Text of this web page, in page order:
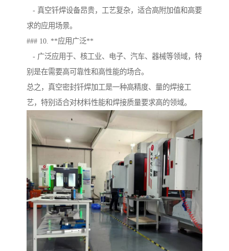
- 真空钎焊设备昂贵，工艺复杂，适合高附加值和高要
求的应用场景。
### 10. **应用广泛**
- 广泛应用于、核工业、电子、汽车、器械等领域，特
别是在需要高可靠性和高性能的场合。
总之，真空密封钎焊加工是一种高精度、量的焊接工
艺，特别适合对材料性能和焊接质量要求高的领域。